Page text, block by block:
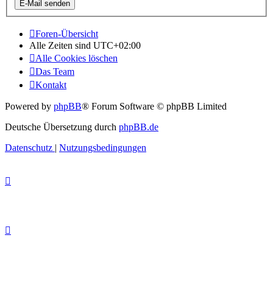
Foren-Übersicht
Alle Zeiten sind UTC+02:00
Alle Cookies löschen
Das Team
Kontakt
Powered by phpBB® Forum Software © phpBB Limited
Deutsche Übersetzung durch phpBB.de
Datenschutz | Nutzungsbedingungen